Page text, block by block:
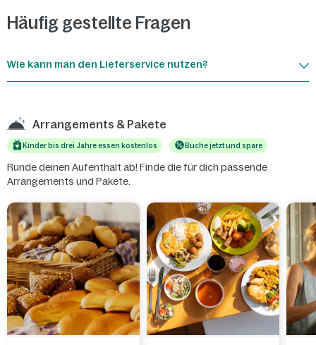
Häufig gestellte Fragen
Wie kann man den Lieferservice nutzen?
Arrangements & Pakete
Kinder bis drei Jahre essen kostenlos Buche jetzt und spare
Runde deinen Aufenthalt ab! Finde die für dich passende
Arrangements und Pakete.